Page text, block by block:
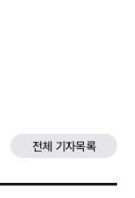
전체 기자목록